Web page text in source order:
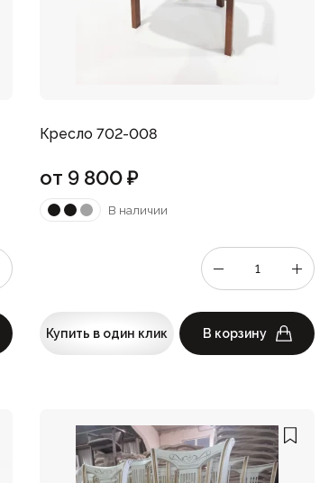
Кресло 702-008
от 9 800₽
В наличии
Купить в один клик В корзину